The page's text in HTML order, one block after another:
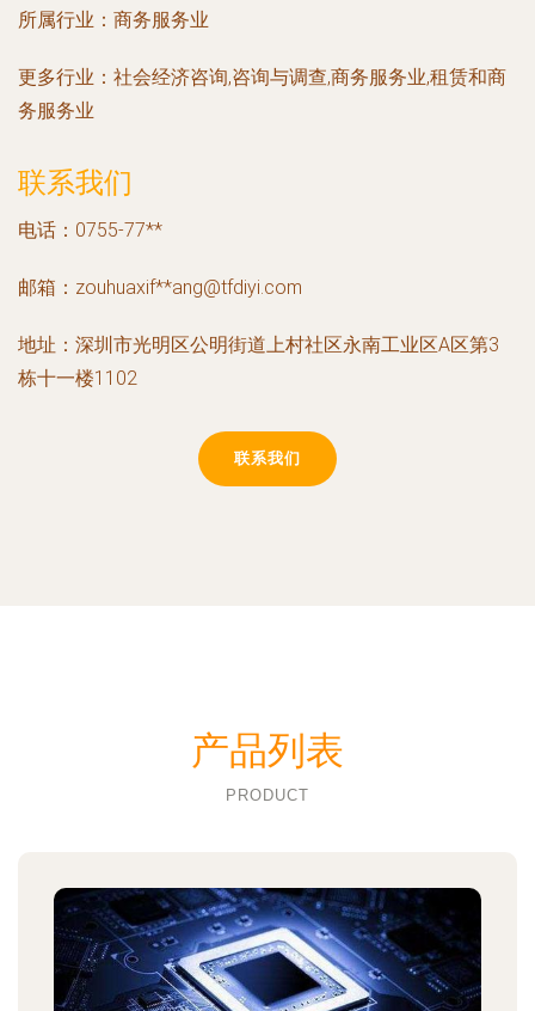
所属行业： 商务服务业
更多行业： 社会经济咨询,咨询与调查,商务服务业,租赁和商
务服务业
联系我们
电话：0755-77**
邮箱：zouhuaxif**ang@tfdiyi.com
地址：深圳市光明区公明街道上村社区永南工业区A区第3
栋十一楼1102
联系我们
产品列表
PRODUCT